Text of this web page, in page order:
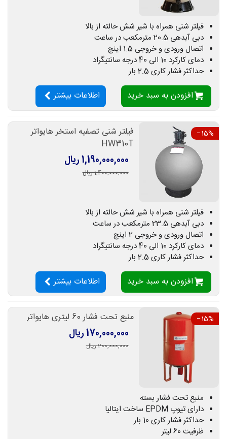
فیلتر شنی همراه با شیر شش حالته از بالا
دبی آبدهی 20.5 مترمکعب در ساعت
اتصال ورودی و خروجی 1.5 اینچ
دمای کارکرد 10 الی 40 درجه سانتیگراد
حداکثر فشار کاری 2.5 بار
افزودن به سبد خرید اطلاعات بیشتر
‎−15%
فیلتر شنی تصفیه استخر هایواتر
HW310T
1,190,000,000 ریال
1,400,000,000 ریال
فیلتر شنی همراه با شیر شش حالته از بالا
دبی آبدهی 23.5 مترمکعب در ساعت
اتصال ورودی و خروجی 2 اینچ
دمای کارکرد 10 الی 40 درجه سانتیگراد
حداکثر فشار کاری 2.5 بار
افزودن به سبد خرید اطلاعات بیشتر
‎−15% منبع تحت فشار 60 لیتری هایواتر
170,000,000 ریال
200,000,000 ریال
منبع تحت فشار بسته
دارای تیوپ EPDM ساخت ایتالیا
حداکثر فشار کاری 10 بار
ظرفیت 60 لیتر